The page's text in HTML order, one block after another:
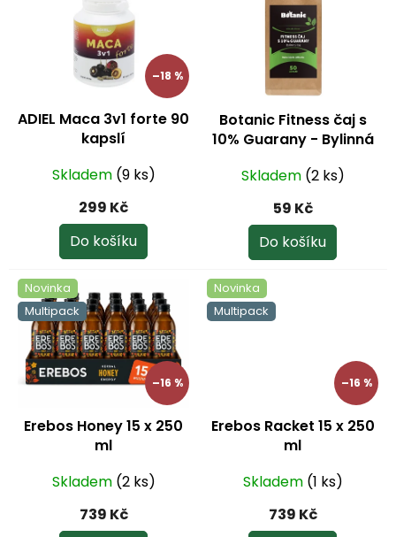
d
–18 %
ADIEL Maca 3v1 forte 90
kapslí
Skladem (9 ks)
299 Kč
Do košíku
Botanic Fitness čaj s
10% Guarany - Bylinná
Skladem (2 ks)
59 Kč
Do košíku
Novinka
Multipack
–16 %
Erebos Honey 15 x 250
ml
Skladem (2 ks)
739 Kč
Novinka
Multipack
–16 %
Erebos Racket 15 x 250
ml
Skladem (1 ks)
739 Kč